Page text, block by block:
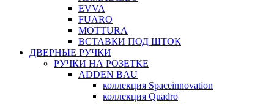
EVVA
FUARO
MOTTURA
ВСТАВКИ ПОД ШТОК
ДВЕРНЫЕ РУЧКИ
РУЧКИ НА РОЗЕТКЕ
ADDEN BAU
коллекция Spaceinnovation
коллекция Quadro